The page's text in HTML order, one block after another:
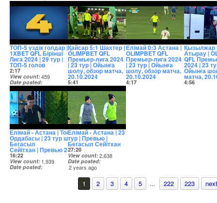
Date posted
2 years ago
Date posted
2 years ago
Date posted
2 years ago
View count
Date posted
2 years ago
ТОП-5 үздік голдар |
1XBET QFL Бірінші
Лига 2024 | 29 тур |
ТОП-5 голов
2:17
View count 459
Date posted
2 years ago
Қайсар 5:1 Шахтер |
OLIMPBET QFL
Премьер-лига 2024
| 23 тур | Ойынға
шолу, обзор матча,
20.10.2024
5:41
View count 7,670
Date posted
2 years ago
Елімай 0:3 Астана |
OLIMPBET QFL
Премьер-лига 2024
| 23 тур | Ойынға
шолу, обзор матча,
20.10.2024
4:17
Қызылжар
Атырау |
QFL
2024 | 23
Ойынға
матча,
4:56
Елімай - Астана | Тобыл -
Ордабасы | 23 тур шолу |
Бегасыл
Сейітхан | Превью 24 тур
16:22
View count 1,939
Date posted
Елімай - Астана | 23
тур | Превью |
Бегасыл Сейітхан
27:20
View count 2,638
Date posted
2 years ago
1 2 3 4 5 ... 222 223